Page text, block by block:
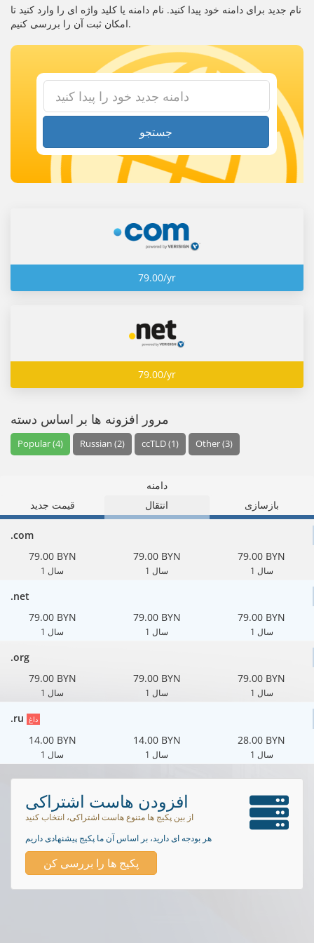
نام جدید برای دامنه خود پیدا کنید. نام دامنه یا کلید واژه ای را وارد کنید تا
امکان ثبت آن را بررسی کنیم.
جستجو
79.00/yr
79.00/yr
مرور افزونه ها بر اساس دسته
Popular (4) Russian (2) ccTLD (1) Other (3)
دامنه
قیمت جدید
انتقال بازسازی
.com
79.00 BYN
1 سال
79.00 BYN
1 سال
79.00 BYN
1 سال
.net
79.00 BYN
1 سال
79.00 BYN
1 سال
79.00 BYN
1 سال
.org
79.00 BYN
1 سال
79.00 BYN
1 سال
79.00 BYN
1 سال
.ru داغ
14.00 BYN
1 سال
14.00 BYN
1 سال
28.00 BYN
1 سال
افزودن هاست اشتراکی
از بین پکیج ها متنوع هاست اشتراکی، انتخاب کنید
هر بودجه ای دارید، بر اساس آن ما پکیج پیشنهادی داریم
پکیج ها را بررسی کن